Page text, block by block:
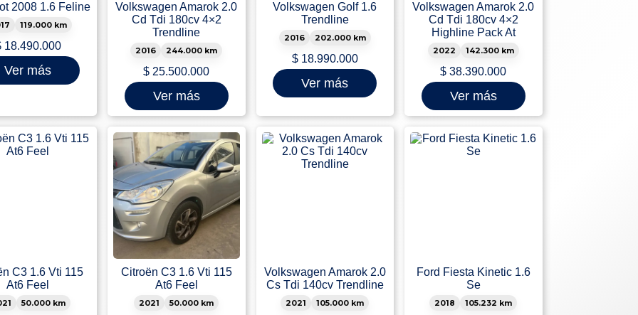
2008 1.6 Feline
119.000 km
18.490.000
Ver más
Volkswagen Amarok 2.0
Cd Tdi 180cv 4×2
Trendline
2016 244.000 km
$ 25.500.000
Ver más
Volkswagen Golf 1.6
Trendline
2016 202.000 km
$18.990.000
Ver más
Volkswagen Amarok 2.0
Cd Tdi 180cv 4×2
Highline Pack At
2022 142.300 km
$ 38.390.000
Ver más
C3 1.6 Vti 115
At6 Feel
50.000 km
Citroën C3 1.6 Vti 115
At6 Feel
2021 50.000 km
Volkswagen Amarok 2.0
Cs Tdi 140cv Trendline
2021 105.000 km
Ford Fiesta Kinetic 1.6
Se
2018 105.232 km